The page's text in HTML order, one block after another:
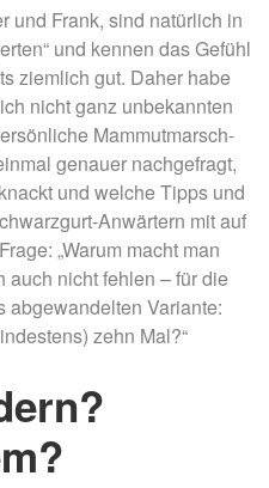
und Frank, sind natürlich in
und kennen das Gefühl
ziemlich gut. Daher habe
nicht ganz unbekannten
Mammutmarsch-
genauer nachgefragt,
und welche Tipps und
Anwärtern mit auf
„Warum macht man
auch nicht fehlen – für die
abgewandelten Variante:
zehn Mal?“